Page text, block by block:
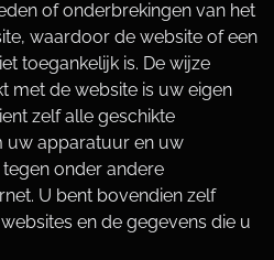
of onderbrekingen van het
waardoor de website of een
toegankelijk is. De wijze
met de website is uw eigen
zelf alle geschikte
uw apparatuur en uw
onder andere
U bent bovendien zelf
en de gegevens die u